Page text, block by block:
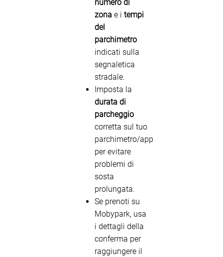
numero di
zona e i tempi
del
parchimetro
indicati sulla
segnaletica
stradale.
Imposta la
durata di
parcheggio
corretta sul tuo
parchimetro/app
per evitare
problemi di
sosta
prolungata.
Se prenoti su
Mobypark, usa
i dettagli della
conferma per
raggiungere il